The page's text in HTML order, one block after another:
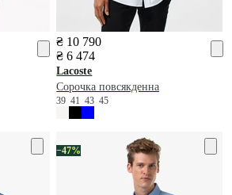
₴ 10 790
₴ 6 474
Lacoste
Сорочка повсякденна
39414345
−47%